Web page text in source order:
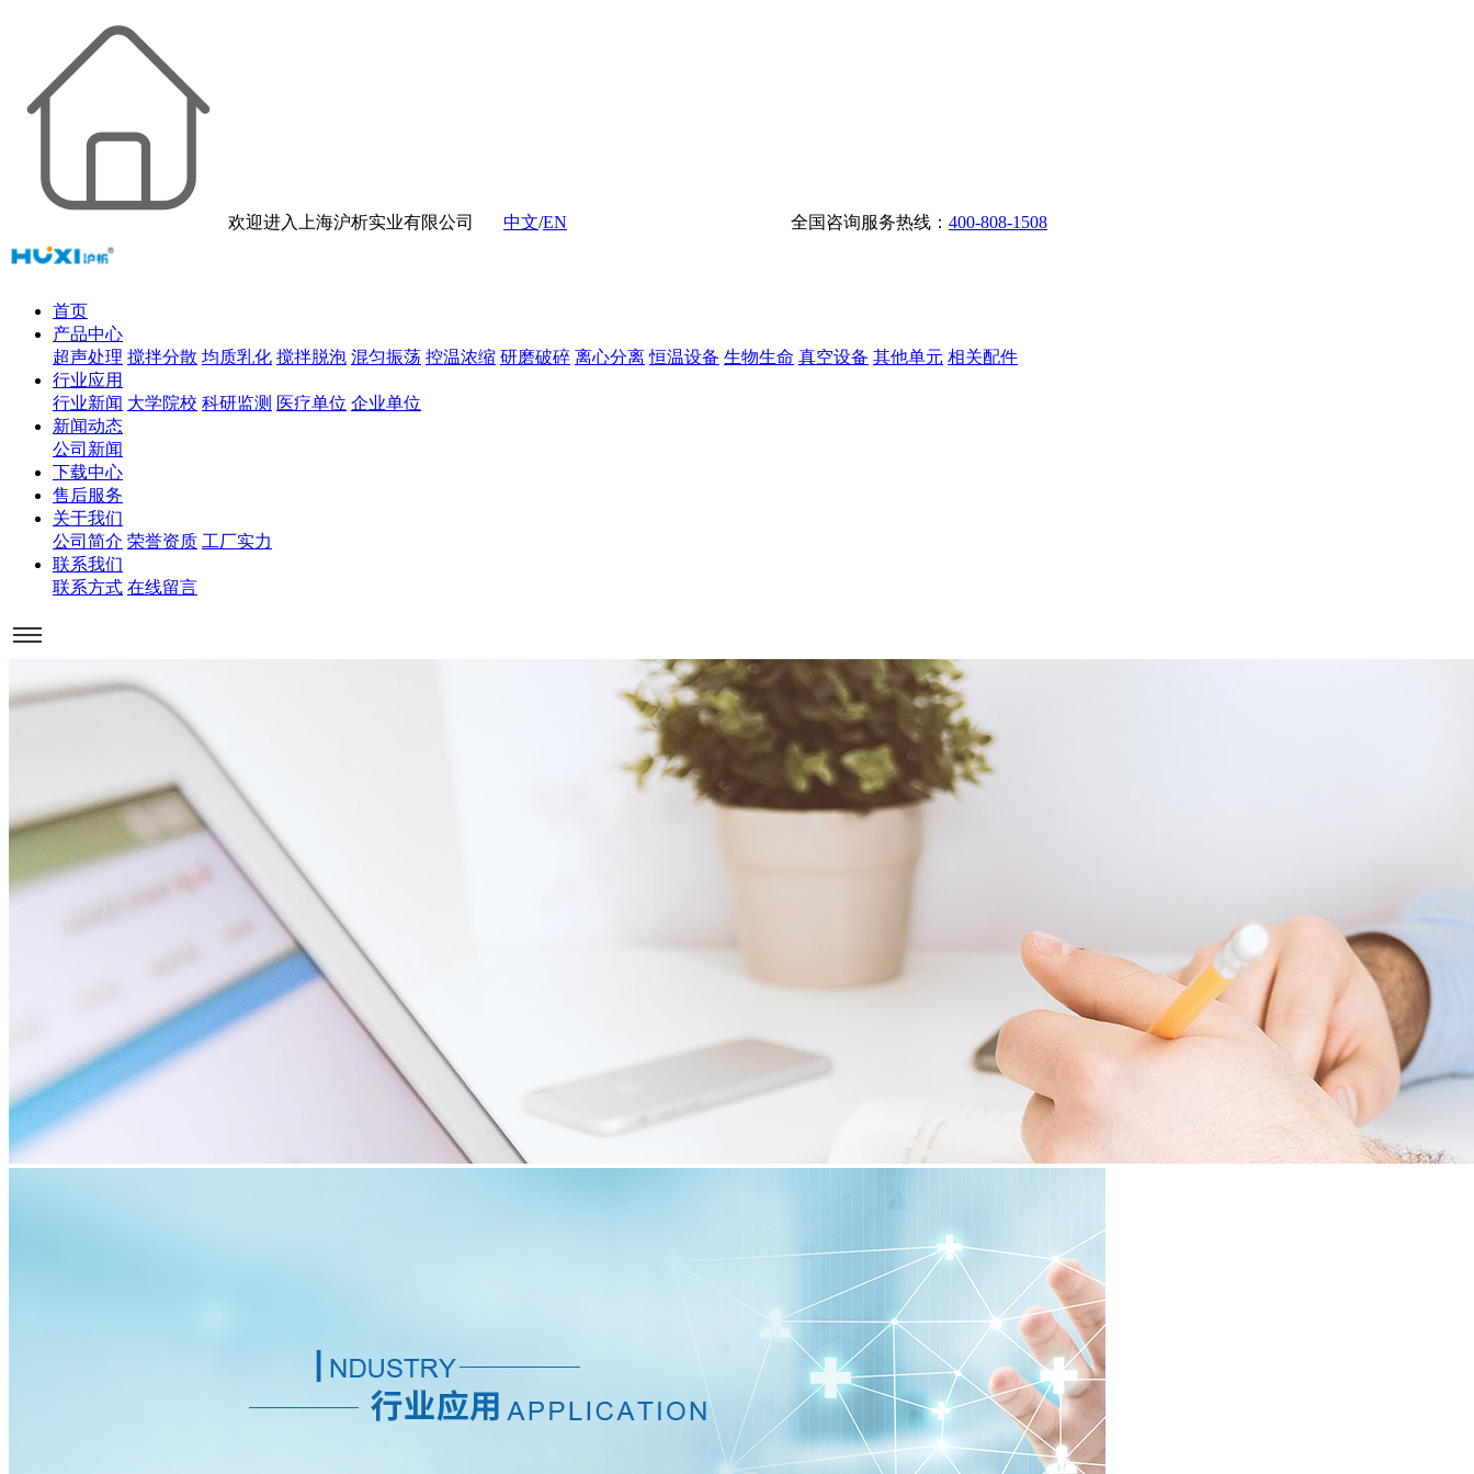
欢迎进入上海沪析实业有限公司 中文/EN 全国咨询服务热线： 400-808-1508
首页
产品中心
超声处理 搅拌分散 均质乳化 搅拌脱泡 混匀振荡 控温浓缩 研磨破碎 离心分离 恒温设备 生物生命 真空设备 其他单元 相关配件
行业应用
行业新闻 大学院校 科研监测 医疗单位 企业单位
新闻动态
公司新闻
下载中心
售后服务
关于我们
公司简介 荣誉资质 工厂实力
联系我们
联系方式 在线留言